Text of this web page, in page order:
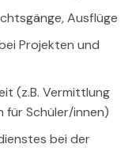
Ausflüge
Projekten und
(z.B. Vermittlung
für Schüler/innen)
bei der